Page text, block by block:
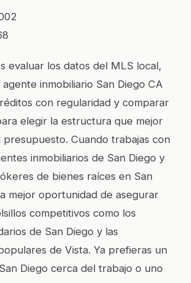
evaluar los datos del MLS local,
inmobiliario San Diego CA
con regularidad y comparar
elegir la estructura que mejor
Cuando trabajas con
inmobiliarios de San Diego y
de bienes raíces en San
mejor oportunidad de asegurar
competitivos como los
de San Diego y las
de Vista. Ya prefieras un
Diego cerca del trabajo o uno